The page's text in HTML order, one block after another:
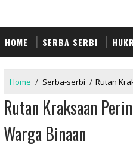
HOME SERBA SERBI
Home / Serba-serbi / Rutan
Rutan Kraksaan
Warga Binaan